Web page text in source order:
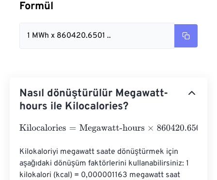
Formül
1 MWh x 860420.6501 ..
Nasıl dönüştürülür Megawatt-
hours ile Kilocalories?
Kilocalories=Megawatt-hours×860420.6501
Kilokaloriyi megawatt saate dönüştürmek için
aşağıdaki dönüşüm faktörlerini kullanabilirsiniz: 1
kilokalori (kcal) = 0,000001163 megawatt saat